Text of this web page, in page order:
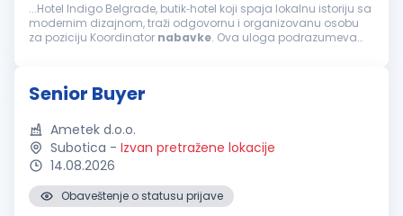
...Hotel Indigo Belgrade, butik‑hotel koji spaja lokalnu istoriju sa
modernim dizajnom, traži odgovornu i organizovanu osobu
za poziciju Koordinator nabavke. Ova uloga podrazumeva
Senior Buyer
Ametek d.o.o.
Subotica - Izvan pretražene lokacije
14.08.2026
Obaveštenje o statusu prijave